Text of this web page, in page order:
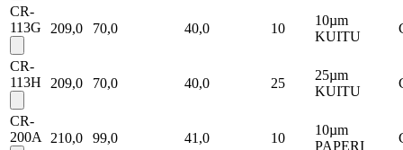
CR-
113G
209,0 70,0 40,0 10
10µm
KUITU
CR-
113H
209,0 70,0 40,0 25
25µm
KUITU
CR-
200A
210,0 99,0 41,0 10
10µm
PAPERI